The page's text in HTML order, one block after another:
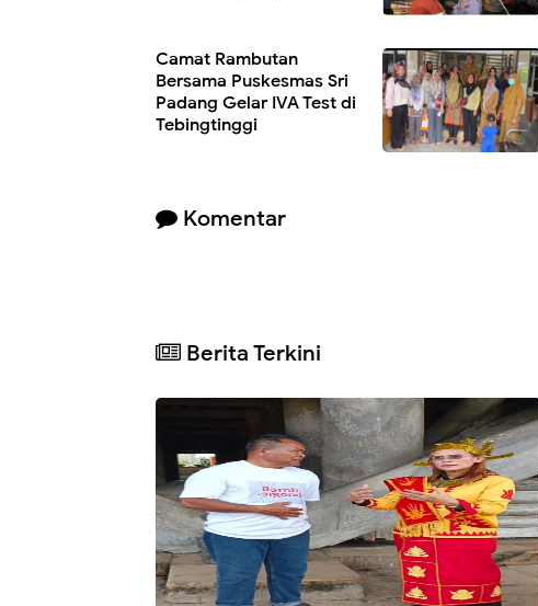
Camat Rambutan
Bersama Puskesmas Sri
Padang Gelar IVA Test di
Tebingtinggi
Komentar
Berita Terkini